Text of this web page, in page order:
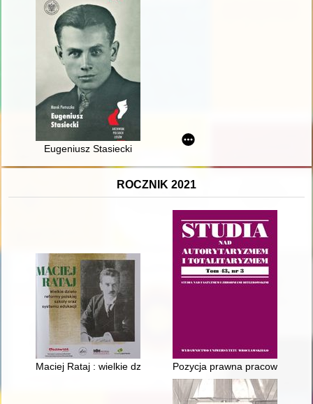
Eugeniusz Stasiecki
ROCZNIK 2021
Maciej Rataj : wielkie dzieło reformy polskiej szkoły oraz
Pozycja prawna pracowników